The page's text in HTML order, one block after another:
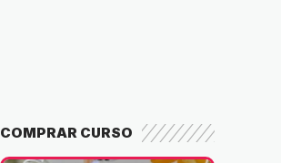
COMPRAR CURSO